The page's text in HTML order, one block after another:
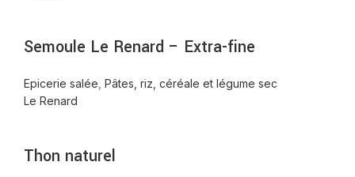
Semoule Le Renard – Extra-fine
Epicerie salée Pâtes, riz, céréale et légume sec
Le Renard
Thon naturel